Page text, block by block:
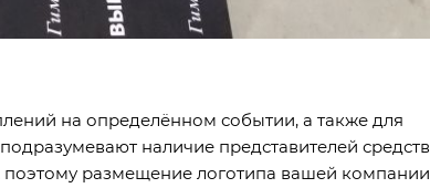
на определённом событии, а также для
наличие представителей средств
размещение логотипа вашей компании